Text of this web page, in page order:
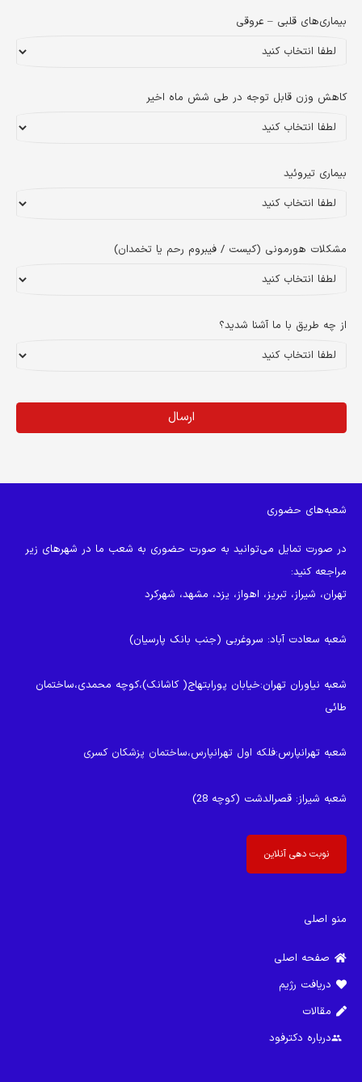
بیماری‌های قلبی – عروقی
کاهش وزن قابل توجه در طی شش ماه اخیر
بیماری تیروئید
مشکلات هورمونی (کیست / فیبروم رحم یا تخمدان)
از چه طریق با ما آشنا شدید؟
ارسال
رها
شود.
شعبه‌های حضوری
در صورت تمایل می‌توانید به صورت حضوری به شعب ما در شهرهای زیر
مراجعه کنید:
تهران، شیراز، تبریز، اهواز، یزد، مشهد، شهرکرد
شعبه سعادت آباد: سروغربی (جنب بانک پارسیان)
شعبه نیاوران تهران:خیابان پورابتهاج( کاشانک)،کوچه محمدی،ساختمان
طائی
شعبه تهرانپارس:فلکه اول تهرانپارس،ساختمان پزشکان کسری
شعبه شیراز: قصرالدشت (کوچه 28)
نوبت دهی آنلاین
منو اصلی
صفحه اصلی
دریافت رژیم
مقالات
groupدرباره دکترفود